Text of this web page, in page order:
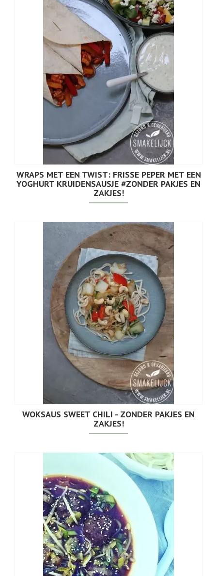
WRAPS MET EEN TWIST: FRISSE PEPER MET EEN
YOGHURT KRUIDENSAUSJE #ZONDER PAKJES EN
ZAKJES!
WOKSAUS SWEET CHILI - ZONDER PAKJES EN
ZAKJES!